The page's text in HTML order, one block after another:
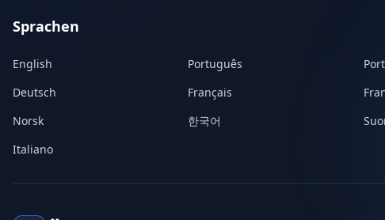
Sprachen
English Português
Deutsch
Français
Norsk
한국어
Italiano